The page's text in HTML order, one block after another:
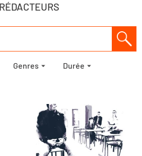
RÉDACTEURS
Genres Durée